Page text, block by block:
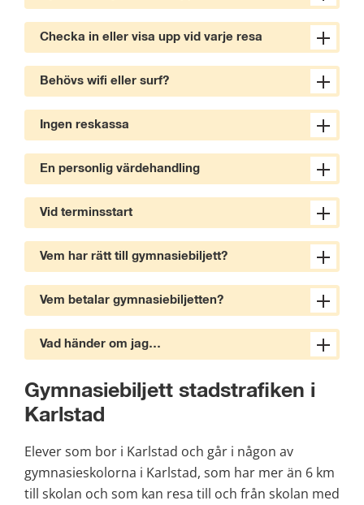
Checka in eller visa upp vid varje resa
Behövs wifi eller surf?
Ingen reskassa
En personlig värdehandling
Vid terminsstart
Vem har rätt till gymnasiebiljett?
Vem betalar gymnasiebiljetten?
Vad händer om jag…
Gymnasiebiljett stadstrafiken i
Karlstad
Elever som bor i Karlstad och går i någon av
gymnasieskolorna i Karlstad, som har mer än 6 km
till skolan och som kan resa till och från skolan med